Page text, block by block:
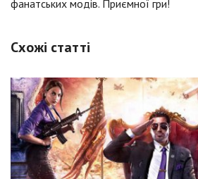
фанатських модів. Приємної гри!
Схожі статті